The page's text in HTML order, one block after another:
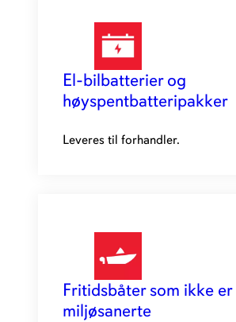
El-bilbatterier og
høyspentbatteripakker
Leveres til forhandler.
Fritidsbåter som ikke er
miljøsanerte